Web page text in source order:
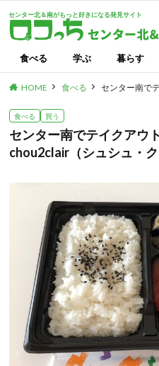
センター北＆南がもっと好きになる発見サイト
食べる 学ぶ 暮らす
HOME 食べる センター南で
食べる 買う
センター南でテイクアウ
chou2clair（シュシュ・ク